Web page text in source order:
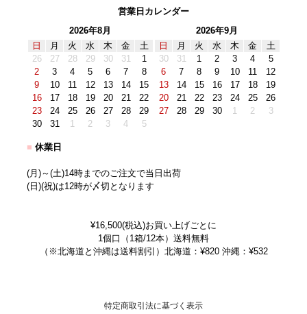
営業日カレンダー
2026年8月
日
月 火 水 木 金
土
26
27 28 29 30 31
1
2
3 4 5 6 7
8
9
10 11 12 13 14
15
16
17 18 19 20 21
22
23
24 25 26 27 28
29
30
31 1 2 3 4 5
2026年9月
日
月 火 水 木 金
土
30
31 1 2 3 4
5
6
7 8 9 10 11
12
13
14 15 16 17 18
19
20
21 22 23 24 25
26
27
28 29 30 1 2 3
■ 休業日
(月)～(土)14時までのご注文で当日出荷
(日)(祝)は12時が〆切となります
¥16,500(税込)お買い上げごとに
1個口（1箱/12本）送料無料
（※北海道と沖縄は送料割引）北海道：¥820 沖縄：¥532
特定商取引法に基づく表示